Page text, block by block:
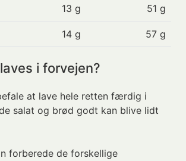
13 g 51 g
14 g 57 g
i forvejen?
at lave hele retten færdig i
salat og brød godt kan blive lidt
forberede de forskellige